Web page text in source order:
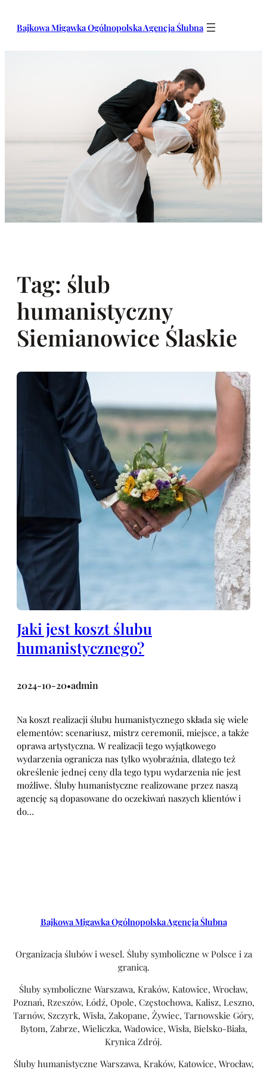
Bajkowa Migawka Ogólnopolska Agencja Ślubna
Tag: ślub
humanistyczny
Siemianowice Ślaskie
Jaki jest koszt ślubu
humanistycznego?
2024-10-20•admin
Na koszt realizacji ślubu humanistycznego składa się wiele
elementów: scenariusz, mistrz ceremonii, miejsce, a także
oprawa artystyczna. W realizacji tego wyjątkowego
wydarzenia ogranicza nas tylko wyobraźnia, dlatego też
określenie jednej ceny dla tego typu wydarzenia nie jest
możliwe. Śluby humanistyczne realizowane przez naszą
agencję są dopasowane do oczekiwań naszych klientów i
do…
Bajkowa Migawka Ogólnopolska Agencja Ślubna
Organizacja ślubów i wesel. Śluby symboliczne w Polsce i za
granicą.
Śluby symboliczne Warszawa, Kraków, Katowice, Wrocław,
Poznań, Rzeszów, Łódź, Opole, Częstochowa, Kalisz, Leszno,
Tarnów, Szczyrk, Wisła, Zakopane, Żywiec, Tarnowskie Góry,
Bytom, Zabrze, Wieliczka, Wadowice, Wisła, Bielsko-Biała,
Krynica Zdrój.
Śluby humanistyczne Warszawa, Kraków, Katowice, Wrocław,